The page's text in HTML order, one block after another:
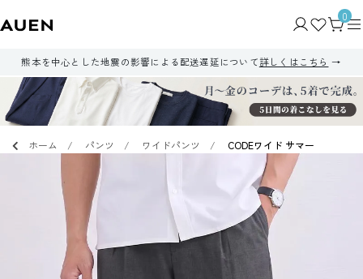
0
熊本を中心とした地震の影響による配送遅延について詳しくはこちら
ホーム パンツ ワイドパンツ CODEワイド サマー